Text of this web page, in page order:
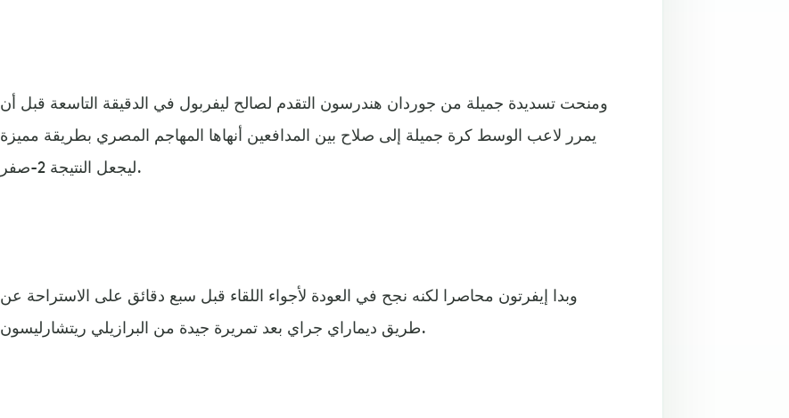
ومنحت تسديدة جميلة من جوردان هندرسون التقدم لصالح ليفربول في الدقيقة التاسعة قبل أن
يمرر لاعب الوسط كرة جميلة إلى صلاح بين المدافعين أنهاها المهاجم المصري بطريقة مميزة
ليجعل النتيجة 2-صفر.
وبدا إيفرتون محاصرا لكنه نجح في العودة لأجواء اللقاء قبل سبع دقائق على الاستراحة عن
طريق ديماراي جراي بعد تمريرة جيدة من البرازيلي ريتشارليسون.